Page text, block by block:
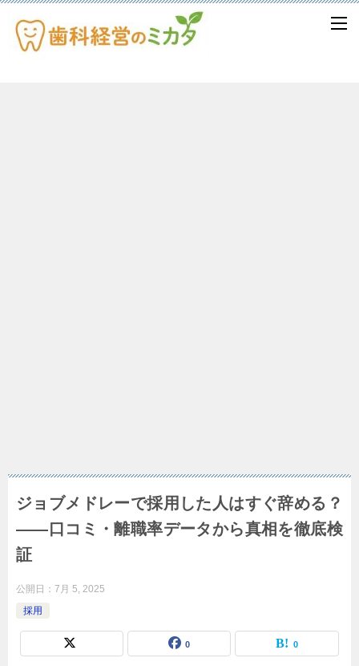
ジョブメドレーで採用した人はすぐ辞める？
――口コミ・離職率データから真相を徹底検
証
公開日： 7月 5, 2025
採用
0 0